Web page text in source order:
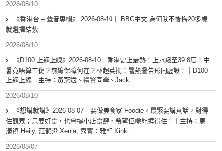
2026/08/10
《香港台 – 聲音專欄》 2026-08-10｜ BBC中文 為何我不後悔20多歲
就選擇結紮
2026/08/10
《D100 上綱上線》2026-08-10｜香港史上最熱！上水飆至39.8度！中
暑竟唔算工傷？前線保障何在？林超英批：暑熱警告形同虛設！｜D100
上綱上線︱主持：黃冠斌、禮賢同學、Jack
2026/08/10
《想講就講》2026-08-07｜要做美食家 Foodie，最緊要講真話，對得
住觀眾；只要好食，也會撐小店食肆，希望佢哋能捱得住！｜主持：馬
溱禧 Heily, 莊韻澄 Xenia, 嘉賓：雅軒 Kinki
2026/08/07